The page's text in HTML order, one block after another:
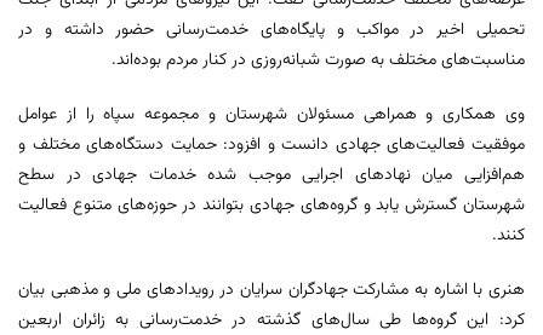
تحمیلی اخیر در مواکب و پایگاه‌های خدمت‌رسانی حضور داشته و در
مناسبت‌های مختلف به صورت شبانه‌روزی در کنار مردم بوده‌اند.
وی همکاری و همراهی مسئولان شهرستان و مجموعه سپاه را از عوامل
موفقیت فعالیت‌های جهادی دانست و افزود: حمایت دستگاه‌های مختلف و
هم‌افزایی میان نهادهای اجرایی موجب شده خدمات جهادی در سطح
شهرستان گسترش یابد و گروه‌های جهادی بتوانند در حوزه‌های متنوع فعالیت
کنند.
هنری با اشاره به مشارکت جهادگران سرایان در رویدادهای ملی و مذهبی بیان
کرد: این گروه‌ها طی سال‌های گذشته در خدمت‌رسانی به زائران اربعین